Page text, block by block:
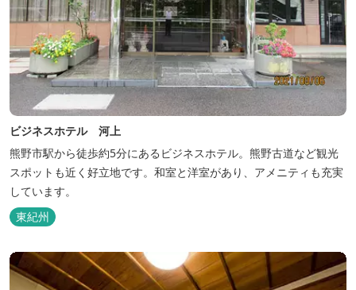
ビジネスホテル 河上
熊野市駅から徒歩約5分にあるビジネスホテル。熊野古道など観光
スポットも近く好立地です。和室と洋室があり、アメニティも充実
しています。
東紀州